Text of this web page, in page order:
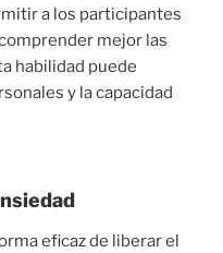
a los participantes
mejor las
habilidad puede
y la capacidad
eficaz de liberar el